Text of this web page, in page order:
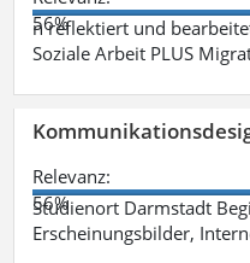
56%
n reflektiert und
Soziale Arbeit PLUS
Relevanz:
56%
Studienort Darmstadt
Erscheinungsbilder,